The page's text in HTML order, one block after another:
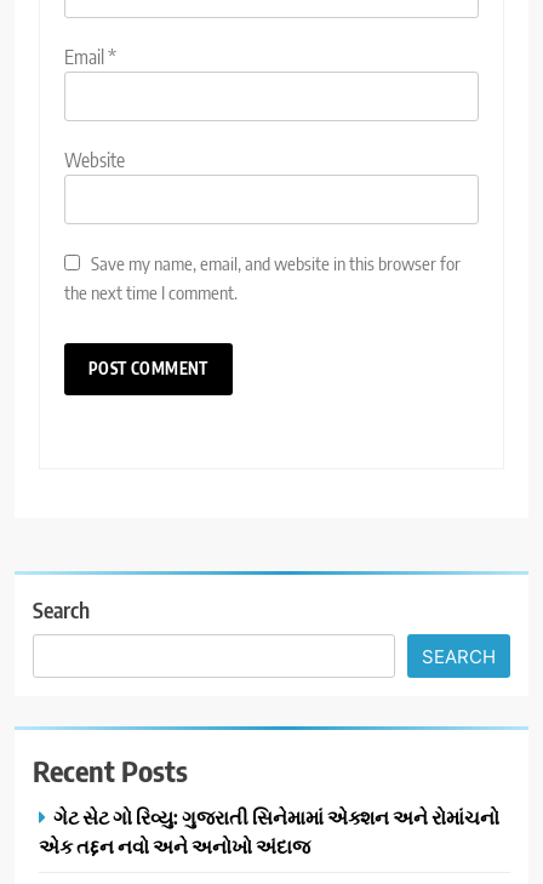
Email *
Website
Save my name, email, and website in this browser for
the next time I comment.
Search
SEARCH
Recent Posts
ગેટ સેટ ગો રિવ્યુ: ગુજરાતી સિનેમામાં એક્શન અને રોમાંચનો
એક તદ્દન નવો અને અનોખો અંદાજ